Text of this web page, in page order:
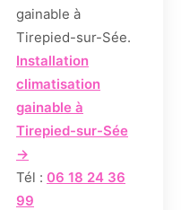
gainable à
Tirepied-sur-Sée.
Installation
climatisation
gainable à
Tirepied-sur-Sée
→
Tél : 06 18 24 36
99